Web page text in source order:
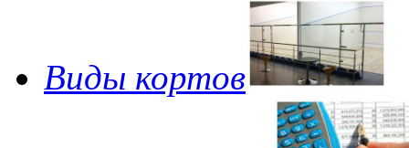
Виды кортов